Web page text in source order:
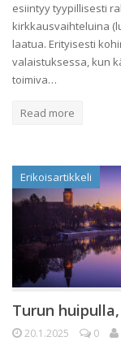
esiintyy tyypillisesti
kirkkausvaihteluina
laatua. Erityisesti
valaistuksessa, kun
toimiva…
Read more
Erikoisartikkeli
Turun
20.1.2025 0